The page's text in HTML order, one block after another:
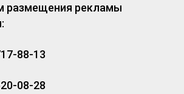
размещения рекламы
88-13
08-28